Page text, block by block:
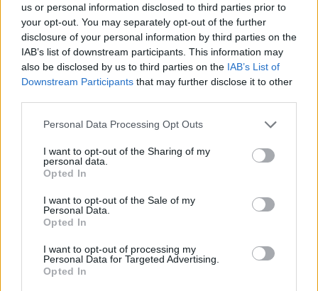
us or personal information disclosed to third parties prior to
your opt-out. You may separately opt-out of the further
disclosure of your personal information by third parties on the
IAB’s list of downstream participants. This information may
also be disclosed by us to third parties on the IAB’s List of
Downstream Participants that may further disclose it to other
Personal Data Processing Opt Outs
I want to opt-out of the Sharing of my
personal data.
Opted In
I want to opt-out of the Sale of my
Personal Data.
Opted In
I want to opt-out of processing my
Personal Data for Targeted Advertising.
Opted In
összesen 62 kitörést jelentettek baromfifarmokon, főként
az EU keleti részén. Ez jelentősen meghaladja a 2023-as év
ugyanezen időszakában regisztrált hét esetet, bár elmarad
a 2022 októberéig jelentett...
KEDVES OLVASÓNK!
A keresett cikk a portfolio.hu hírarchívumához
tartozik, melynek olvasása előfizetéses
regisztrációhoz kötött.
Az előfizetés a következőket tartalmazza:
Portfolio.hu teljes cikkarchívum
Kötéslisták: BÉT elmúlt 2 év napon belüli
kötéslistái